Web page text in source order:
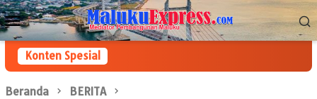
Loncat
ke
konten
Menu
Mobile
Konten Spesial
Beranda BERITA